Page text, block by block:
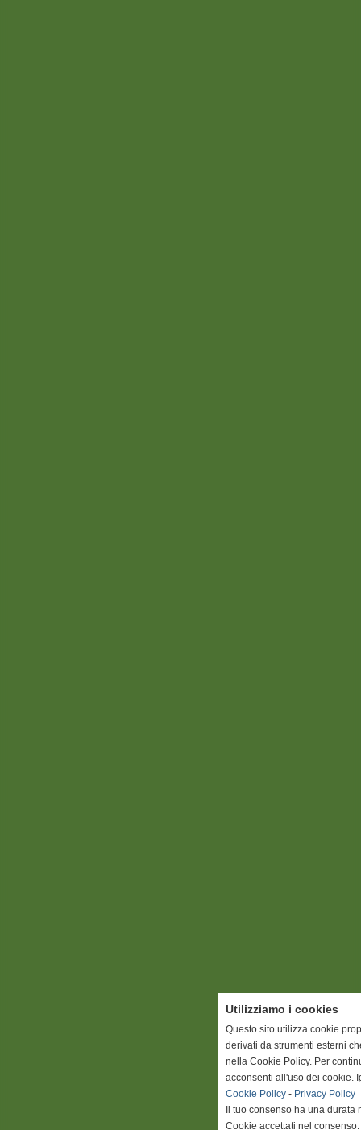
Utilizziamo i cookies
Questo sito utilizza cookie
derivati da strumenti esterni
nella Cookie Policy. Per
acconsenti all'uso dei cookie.
Cookie Policy - Privacy Policy
Il tuo consenso ha una durata
Cookie accettati nel